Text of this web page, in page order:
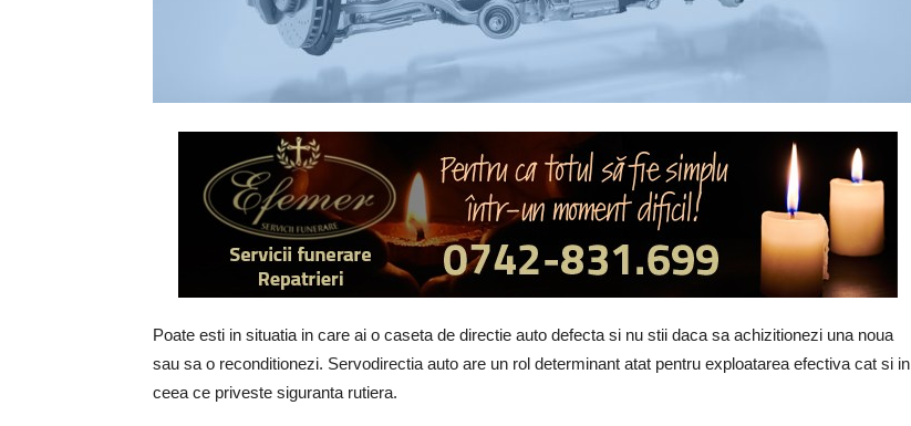
Poate esti in situatia in care ai o caseta de directie auto defecta si nu stii daca sa achizitionezi una noua
sau sa o reconditionezi. Servodirectia auto are un rol determinant atat pentru exploatarea efectiva cat si in
ceea ce priveste siguranta rutiera.